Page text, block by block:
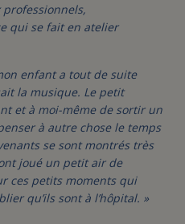
qui se fait en atelier
enfant a tout de suite
la musique. Le petit
et à moi-même de sortir un
à autre chose le temps
se sont montrés très
joué un petit air de
ces petits moments qui
qu’ils sont à l’hôpital. »